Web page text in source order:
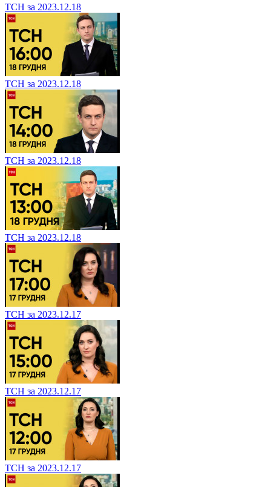
ТСН за 2023.12.18
ТСН за 2023.12.18
ТСН за 2023.12.18
ТСН за 2023.12.18
ТСН за 2023.12.17
ТСН за 2023.12.17
ТСН за 2023.12.17